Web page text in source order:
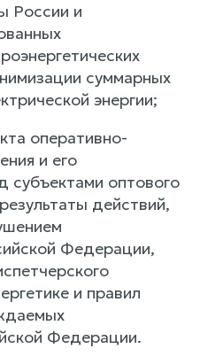
России и
суммарных
энергии;
оперативно-
и его
субъектами оптового
действий,
Федерации,
и правил
Федерации.